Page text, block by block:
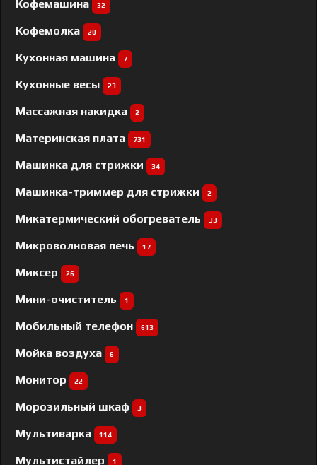
Кофемашина 32
Кофемолка 20
Кухонная машина 7
Кухонные весы 23
Массажная накидка 2
Материнская плата 731
Машинка для стрижки 34
Машинка-триммер для стрижки 2
Микатермический обогреватель 33
Микроволновая печь 17
Миксер 26
Мини-очиститель 1
Мобильный телефон 613
Мойка воздуха 6
Монитор 22
Морозильный шкаф 3
Мультиварка 114
Мультистайлер 1